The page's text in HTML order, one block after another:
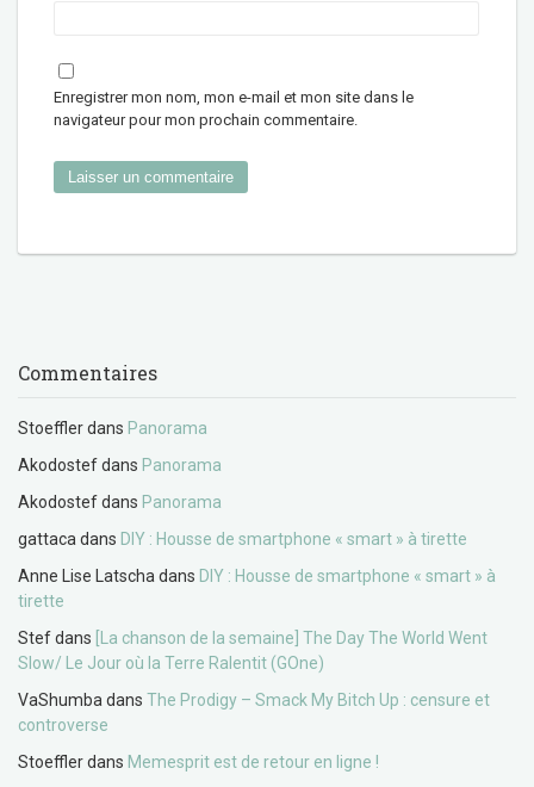
Enregistrer mon nom, mon e-mail et mon site dans le
navigateur pour mon prochain commentaire.
Commentaires
Stoefflerdans Panorama
Akodostefdans Panorama
Akodostefdans Panorama
gattaca dans DIY : Housse de smartphone « smart » à tirette
Anne Lise Latscha dans DIY : Housse de smartphone « smart » à
tirette
Stefdans
[La chanson de la semaine] The Day The World Went
Slow/ Le Jour où la Terre Ralentit (GOne)
VaShumba dans The Prodigy – Smack My Bitch Up : censure et
controverse
Stoefflerdans Memesprit est de retour en ligne !